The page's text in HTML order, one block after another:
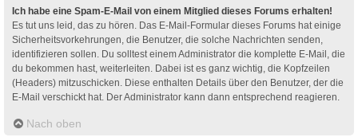
Ich habe eine Spam-E-Mail von einem Mitglied dieses Forums erhalten!
Es tut uns leid, das zu hören. Das E-Mail-Formular dieses Forums hat einige
Sicherheitsvorkehrungen, die Benutzer, die solche Nachrichten senden,
identifizieren sollen. Du solltest einem Administrator die komplette E-Mail, die
du bekommen hast, weiterleiten. Dabei ist es ganz wichtig, die Kopfzeilen
(Headers) mitzuschicken. Diese enthalten Details über den Benutzer, der die
E-Mail verschickt hat. Der Administrator kann dann entsprechend reagieren.
Nach oben